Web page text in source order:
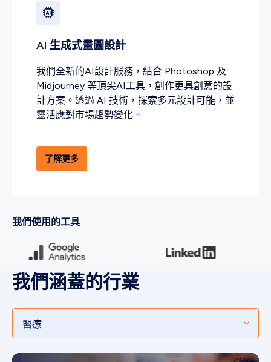
AI 生成式畫圖設計
我們全新的AI設計服務，結合 Photoshop 及
Midjourney 等頂尖AI工具，創作更具創意的設
計方案。透過 AI 技術，探索多元設計可能，並
靈活應對市場趨勢變化。
了解更多
我們使用的工具
我們涵蓋的行業